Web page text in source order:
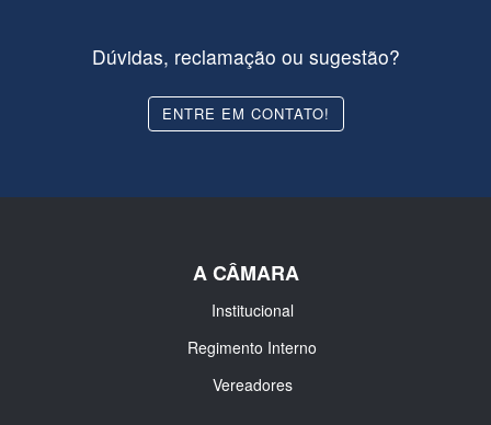
Dúvidas, reclamação ou sugestão?
ENTRE EM CONTATO!
A CÂMARA
Institucional
Regimento Interno
Vereadores